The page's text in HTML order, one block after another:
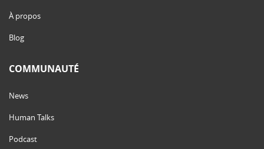
À propos
Blog
COMMUNAUTÉ
News
Human Talks
Podcast